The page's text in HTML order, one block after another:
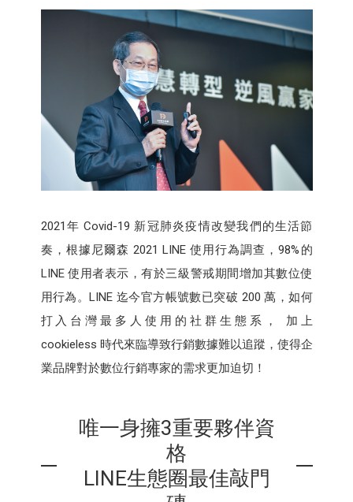
2021年 Covid-19 新冠肺炎疫情改變我們的生活節
奏，根據尼爾森 2021 LINE 使用行為調查，98%的
LINE 使用者表示，有於三級警戒期間增加其數位使
用行為。LINE 迄今官方帳號數已突破 200 萬，如何
打入台灣最多人使用的社群生態系， 加上
cookieless 時代來臨導致行銷數據難以追蹤，使得企
業品牌對於數位行銷專家的需求更加迫切！
唯一身擁3重要夥伴資
格
LINE生態圈最佳敲門